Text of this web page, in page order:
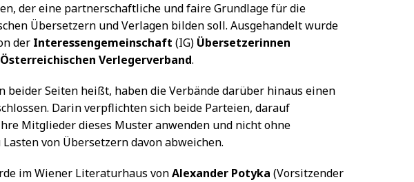
der eine partnerschaftliche und faire Grundlage für die
Übersetzern und Verlagen bilden soll. Ausgehandelt wurde
der Interessengemeinschaft (IG) Übersetzerinnen
Österreichischen Verlegerverband.
beider Seiten heißt, haben die Verbände darüber hinaus einen
Darin verpflichten sich beide Parteien, darauf
Mitglieder dieses Muster anwenden und nicht ohne
von Übersetzern davon abweichen.
im Wiener Literaturhaus vonAlexander Potyka (Vorsitzender